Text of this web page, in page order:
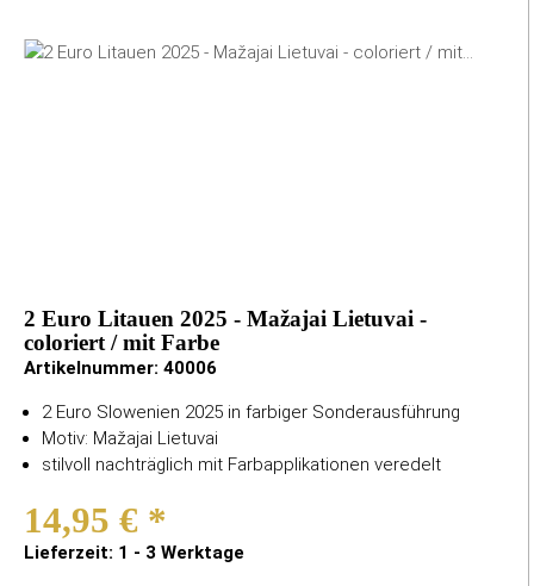
2 Euro Litauen 2025 - Mažajai Lietuvai -
coloriert / mit Farbe
Artikelnummer: 40006
2 Euro Slowenien 2025 in farbiger Sonderausführung
Motiv: Mažajai Lietuvai
stilvoll nachträglich mit Farbapplikationen veredelt
14,95 € *
Lieferzeit: 1 - 3 Werktage